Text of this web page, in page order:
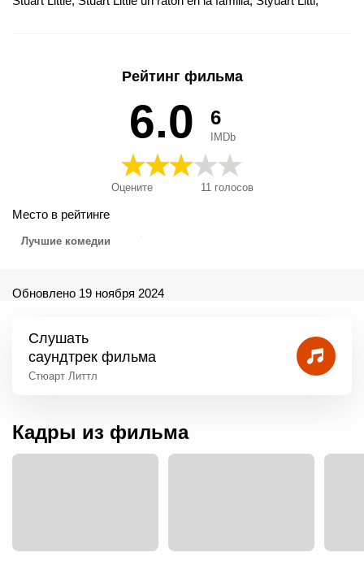
Stuart Little - Un topolino in gamba, Stuart Little, kisegér, Stuart
Mali, Stuart Malutki, Ο ποντικομικρούλης, Стјуарт Литл,
Стюарт Литъл, Стюарт Літтл, छोटा स्टुअर्ट, छोटे मियाँ, स्टुअर्ट लिटिल,
超力仔, Stjuart Mali Mis 01
Рейтинг фильма
6.0
Оцените 11голосов
6
IMDb
Место в рейтинге
Лучшие комедии
Обновлено 19 ноября 2024
Слушать
саундтрек фильма
Стюарт Литтл
Кадры из фильма